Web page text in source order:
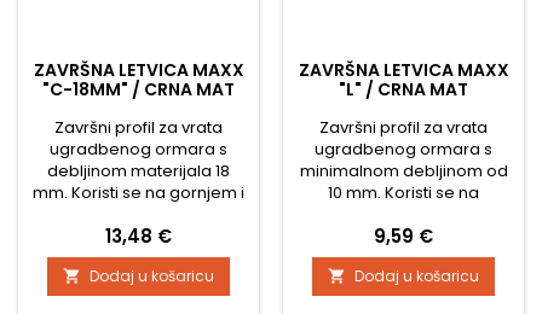
ZAVRŠNA LETVICA MAXX
"C-18MM" / CRNA MAT
Završni profil za vrata
ugradbenog ormara s
debljinom materijala 18
mm. Koristi se na gornjem i
vrata dizajnerski
odgovarala profilima i kako
bi se sakrili rubovi iverice, a
ujedno nije potrebno
Cijena
13,48 €
 Dodaj u košaricu
ZAVRŠNA LETVICA MAXX
"L" / CRNA MAT
Završni profil za vrata
ugradbenog ormara s
minimalnom debljinom od
10 mm. Koristi se na
vrata kako bi dizajn vrata
odgovarao profilima i kako
ne bi bio vidljiv rub iverice,
te nije potrebno kantiranje
Cijena
9,59 €
 Dodaj u košaricu